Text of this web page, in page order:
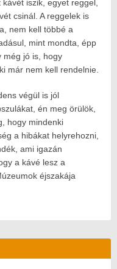
iszik, egyet reggel,
csinál. A reggelek is
nem kell többé a
mint mondta, épp
még jó is, hogy
már nem kell rendelnie.
végül is jól
én meg örülök,
hogy mindenki
a hibákat helyrehozni,
ami igazán
a kávé lesz a
éjszakája